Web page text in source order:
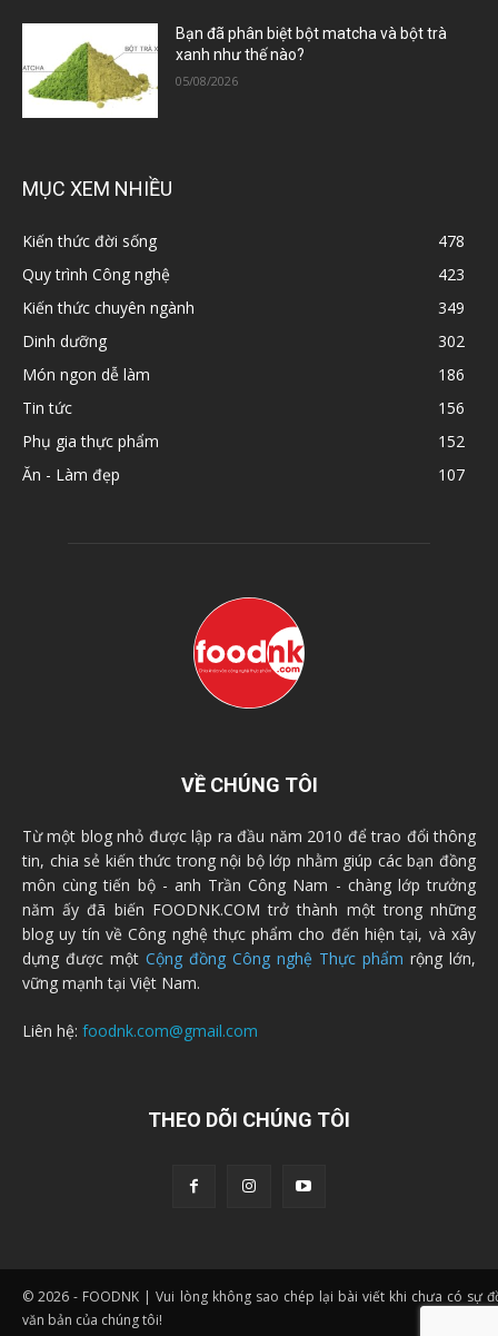
Bạn đã phân biệt bột matcha và bột trà
xanh như thế nào?
05/08/2026
MỤC XEM NHIỀU
Kiến thức đời sống
478
Quy trình Công nghệ
423
Kiến thức chuyên ngành
349
Dinh dưỡng
302
Món ngon dễ làm
186
Tin tức
156
Phụ gia thực phẩm
152
Ăn - Làm đẹp
107
VỀ CHÚNG TÔI
Từ một blog nhỏ được lập ra đầu năm 2010 để trao đổi thông
tin, chia sẻ kiến thức trong nội bộ lớp nhằm giúp các bạn đồng
môn cùng tiến bộ - anh Trần Công Nam - chàng lớp trưởng
năm ấy đã biến FOODNK.COM trở thành một trong những
blog uy tín về Công nghệ thực phẩm cho đến hiện tại, và xây
dựng được một Cộng đồng Công nghệ Thực phẩm rộng lớn,
vững mạnh tại Việt Nam.
Liên hệ: foodnk.com@gmail.com
THEO DÕI CHÚNG TÔI
© 2026 - FOODNK | Vui lòng không sao chép lại bài viết khi chưa có sự
văn bản của chúng tôi!